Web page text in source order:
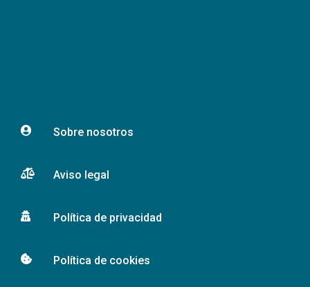
 Sobre nosotros
 Aviso legal
 Política de privacidad
 Política de cookies